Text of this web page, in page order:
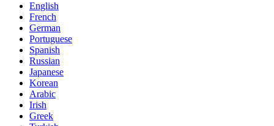
English
French
German
Portuguese
Spanish
Russian
Japanese
Korean
Arabic
Irish
Greek